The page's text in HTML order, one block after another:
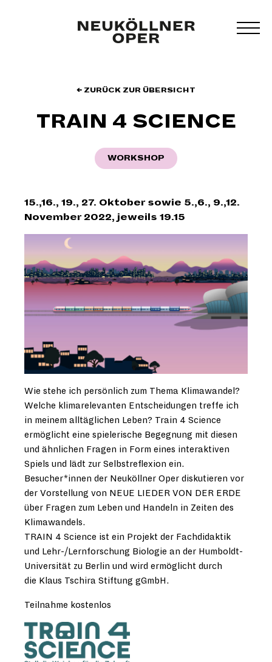
← ZURÜCK ZUR ÜBERSICHT
TRAIN 4 SCIENCE
WORKSHOP
15.,16., 19., 27. Oktober sowie 5.,6., 9.,12.
November 2022, jeweils 19.15
Wie stehe ich persönlich zum Thema Klimawandel?
Welche klimarelevanten Entscheidungen treffe ich
in meinem alltäglichen Leben? Train 4 Science
ermöglicht eine spielerische Begegnung mit diesen
und ähnlichen Fragen in Form eines interaktiven
Spiels und lädt zur Selbstreflexion ein.
Besucher*innen der Neuköllner Oper diskutieren vor
der Vorstellung von NEUE LIEDER VON DER ERDE
über Fragen zum Leben und Handeln in Zeiten des
Klimawandels.
TRAIN 4 Science ist ein Projekt der Fachdidaktik
und Lehr-/Lernforschung Biologie an der Humboldt-
Universität zu Berlin und wird ermöglicht durch
die Klaus Tschira Stiftung gGmbH.
Teilnahme kostenlos